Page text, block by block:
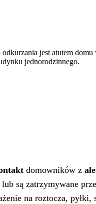
jest atutem
jednorodzinnego.
domowników z
są zatrzymywane
na roztocza,